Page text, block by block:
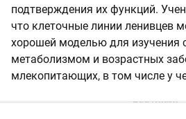
подтверждения их функций.
что клеточные линии ленивцев
хорошей моделью для изучения
метаболизмом и возрастных
млекопитающих, в том числе у